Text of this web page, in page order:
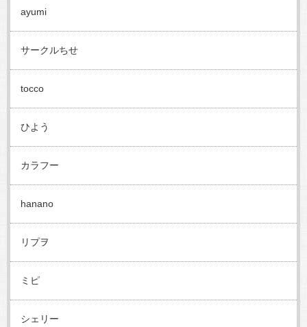
ayumi
サークルちせ
tocco
ひよう
カラフー
hanano
リプヲ
ミピ
シェリー